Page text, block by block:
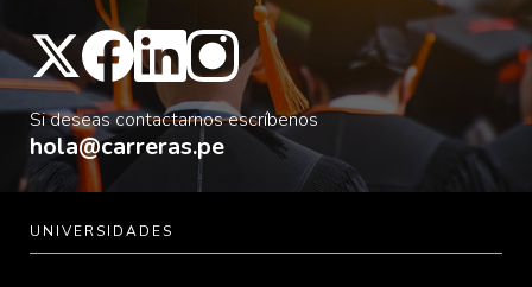
Si deseas contactarnos escríbenos
hola@carreras.pe
UNIVERSIDADES